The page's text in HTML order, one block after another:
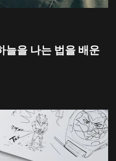
늘을 나는 법을 배운